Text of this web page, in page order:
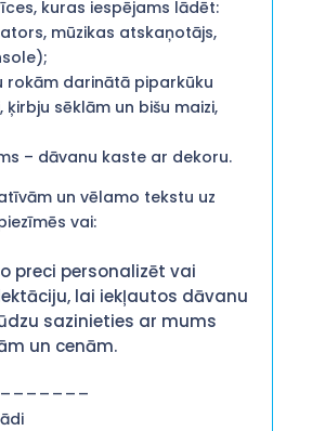
kuras iespējams lādēt:
mūzikas atskaņotājs,
rokām darinātā piparkūku
sēklām un bišu maizi,
– dāvanu kaste ar dekoru.
un vēlamo tekstu uz
vai:
preci personalizēt vai
lai iekļautos dāvanu
sazinieties ar mums
un cenām.